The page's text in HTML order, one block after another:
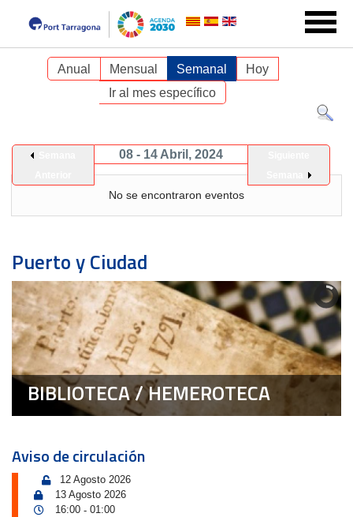
Anual Mensual Semanal
Hoy
Ir al mes específico
08 - 14 Abril, 2024
No se encontraron eventos
Puerto y Ciudad
BIBLIOTECA / HEMEROTECA
Aviso de circulación
12 Agosto 2026
13 Agosto 2026
16:00 - 01:00